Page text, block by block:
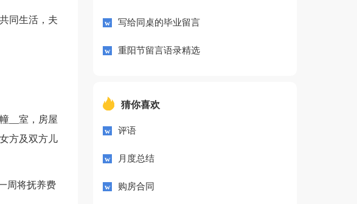
同生活，夫
__室，房屋
方及双方儿
周将抚养费
写给同桌的毕业留言
重阳节留言语录精选
猜你喜欢
评语
月度总结
购房合同